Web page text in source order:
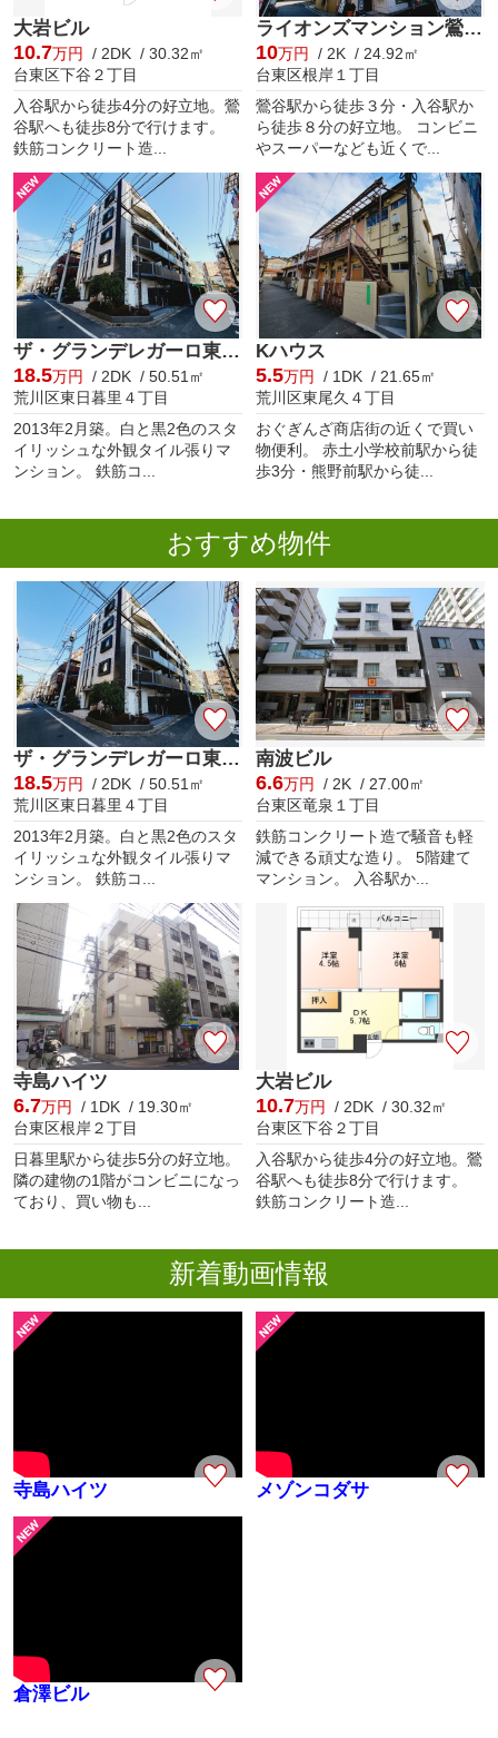
大岩ビル
10.7万円
/ 2DK / 30.32㎡
台東区下谷２丁目
入谷駅から徒歩4分の好立地。鶯
谷駅へも徒歩8分で行けます。
鉄筋コンクリート造...
ライオンズマンション鶯谷第３
10万円
/ 2K / 24.92㎡
台東区根岸１丁目
鶯谷駅から徒歩３分・入谷駅か
ら徒歩８分の好立地。 コンビニ
やスーパーなども近くで...
ザ・グランデレガーロ東日暮里
18.5万円 / 2DK / 50.51㎡
荒川区東日暮里４丁目
2013年2月築。白と黒2色のスタ
イリッシュな外観タイル張りマ
ンション。 鉄筋コ...
Kハウス
5.5万円 / 1DK / 21.65㎡
荒川区東尾久４丁目
おぐぎんざ商店街の近くで買い
物便利。 赤土小学校前駅から徒
歩3分・熊野前駅から徒...
おすすめ物件
ザ・グランデレガーロ東日暮里
18.5万円
/ 2DK / 50.51㎡
荒川区東日暮里４丁目
2013年2月築。白と黒2色のスタ
イリッシュな外観タイル張りマ
ンション。 鉄筋コ...
南波ビル
6.6万円
/ 2K / 27.00㎡
台東区竜泉１丁目
鉄筋コンクリート造で騒音も軽
減できる頑丈な造り。 5階建て
マンション。 入谷駅か...
寺島ハイツ
6.7万円
/ 1DK / 19.30㎡
台東区根岸２丁目
日暮里駅から徒歩5分の好立地。
隣の建物の1階がコンビニになっ
ており、買い物も...
大岩ビル
10.7万円
/ 2DK / 30.32㎡
台東区下谷２丁目
入谷駅から徒歩4分の好立地。鶯
谷駅へも徒歩8分で行けます。
鉄筋コンクリート造...
新着動画情報
寺島ハイツ メゾンコダサ
倉澤ビル